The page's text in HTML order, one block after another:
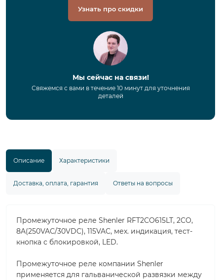
Узнать про скидки
Мы сейчас на связи!
Свяжемся с вами в течение 10 минут для уточнения
деталей
Описание Характеристики
Доставка, оплата, гарантия Ответы на вопросы
Промежуточное реле Shenler RFT2CO615LT, 2CO,
8A(250VAC/30VDC), 115VAC, мех. индикация, тест-
кнопка с блокировкой, LED.
Промежуточное реле компании Shenler
применяется для гальванической развязки между